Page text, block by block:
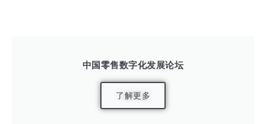
中国零售数字化发展论坛
了解更多